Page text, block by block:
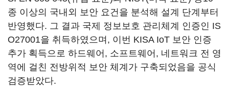
종 이상의 국내외 보안 요건을 분석해 설계 단계부터
반영했다. 그 결과 국제 정보보호 관리체계 인증인 IS
O27001을 취득하였으며, 이번 KISA IoT 보안 인증
추가 획득으로 하드웨어, 소프트웨어, 네트워크 전 영
역에 걸친 전방위적 보안 체계가 구축되었음을 공식
검증받았다.